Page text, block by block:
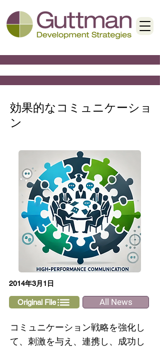
効果的なコミュニケーショ
ン
2014年3月1日
Original File All News
コミュニケーション戦略を強化し
て、刺激を与え、連携し、成功し